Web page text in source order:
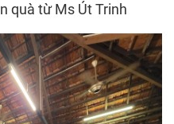
quà từ Ms Út Trinh